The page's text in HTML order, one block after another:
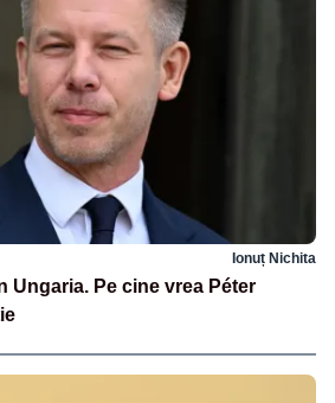
Ionuț Nichita
Ungaria. Pe cine vrea Péter